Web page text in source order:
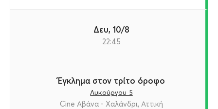
Δευ, 10/8
22:45
Έγκλημα στον τρίτο όροφο
Λυκούργου 5
Cine Αβάνα - Χαλάνδρι, Αττική